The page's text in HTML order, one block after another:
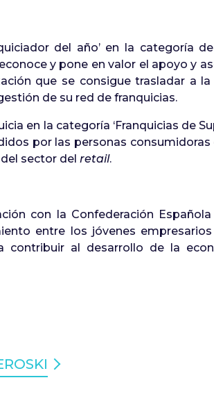
del año’ en la categoría
y pone en valor el apoyo y
que se consigue trasladar a
de su red de franquicias.
en la categoría ‘Franquicias de
por las personas
sector del retail.
con la Confederación
entre los jóvenes
contribuir al desarrollo de la